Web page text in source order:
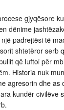
gjyqësore
dënime
padrejtësi të
shtetëror serb
që luftoi për
Historia nuk
agresorin dhe as
kundër civilëve